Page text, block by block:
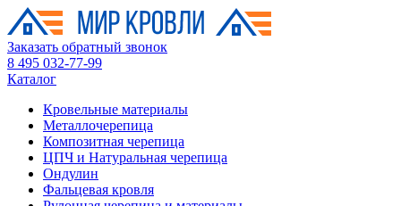
Заказать обратный звонок
8 495 032-77-99
Каталог
Кровельные материалы
Металлочерепица
Композитная черепица
ЦПЧ и Натуральная черепица
Ондулин
Фальцевая кровля